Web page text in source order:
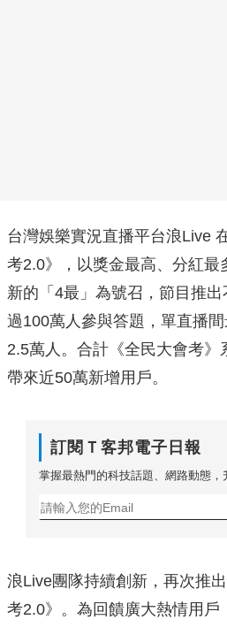
台灣娛樂實況直播平台浪Live
考2.0》，以獎金最高、分紅最
新的「4最」為號召，節目推
過100萬人參與答題，單直播
2.5萬人。合計《全民大會考》
帶來近50萬新增用戶。
訂閱Ｔ客邦電子日報
掌握最熱門的科技話題、網路動態，
浪Live團隊持續創新，再次推
考2.0》。為回饋廣大熱情用戶